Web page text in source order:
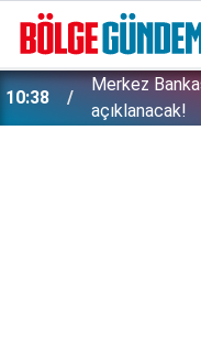
10:38
Merkez
açıklanacak!